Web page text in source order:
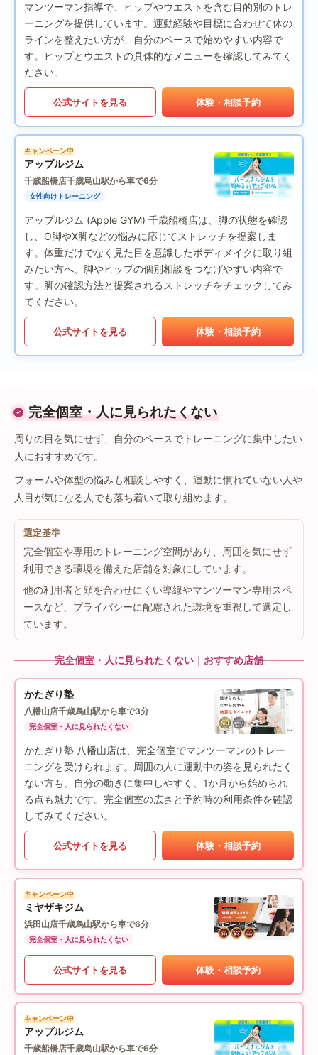
マンツーマン指導で、ヒップやウエストを含む目的別のトレ
ーニングを提供しています。運動経験や目標に合わせて体の
ラインを整えたい方が、自分のペースで始めやすい内容で
す。ヒップとウエストの具体的なメニューを確認してみてく
ださい。
公式サイトを見る 体験・相談予約
キャンペーン中
アップルジム
千歳船橋店千歳烏山駅から車で6分
女性向けトレーニング
アップルジム (Apple GYM) 千歳船橋店は、脚の状態を確認
し、O脚やX脚などの悩みに応じてストレッチを提案しま
す。体重だけでなく見た目を意識したボディメイクに取り組
みたい方へ、脚やヒップの個別相談をつなげやすい内容で
す。脚の確認方法と提案されるストレッチをチェックしてみ
てください。
公式サイトを見る 体験・相談予約
完全個室・人に見られたくない
周りの目を気にせず、自分のペースでトレーニングに集中したい
人におすすめです。
フォームや体型の悩みも相談しやすく、運動に慣れていない人や
人目が気になる人でも落ち着いて取り組めます。
選定基準
完全個室や専用のトレーニング空間があり、周囲を気にせず
利用できる環境を備えた店舗を対象にしています。
他の利用者と顔を合わせにくい導線やマンツーマン専用スペ
ースなど、プライバシーに配慮された環境を重視して選定し
ています。
完全個室・人に見られたくない｜おすすめ店舗
かたぎり塾
八幡山店千歳烏山駅から車で3分
完全個室・人に見られたくない
かたぎり塾 八幡山店は、完全個室でマンツーマンのトレー
ニングを受けられます。周囲の人に運動中の姿を見られたく
ない方も、自分の動きに集中しやすく、1か月から始められ
る点も魅力です。完全個室の広さと予約時の利用条件を確認
してみてください。
公式サイトを見る 体験・相談予約
キャンペーン中
ミヤザキジム
浜田山店千歳烏山駅から車で6分
完全個室・人に見られたくない
公式サイトを見る 体験・相談予約
キャンペーン中
アップルジム
千歳船橋店千歳烏山駅から車で6分